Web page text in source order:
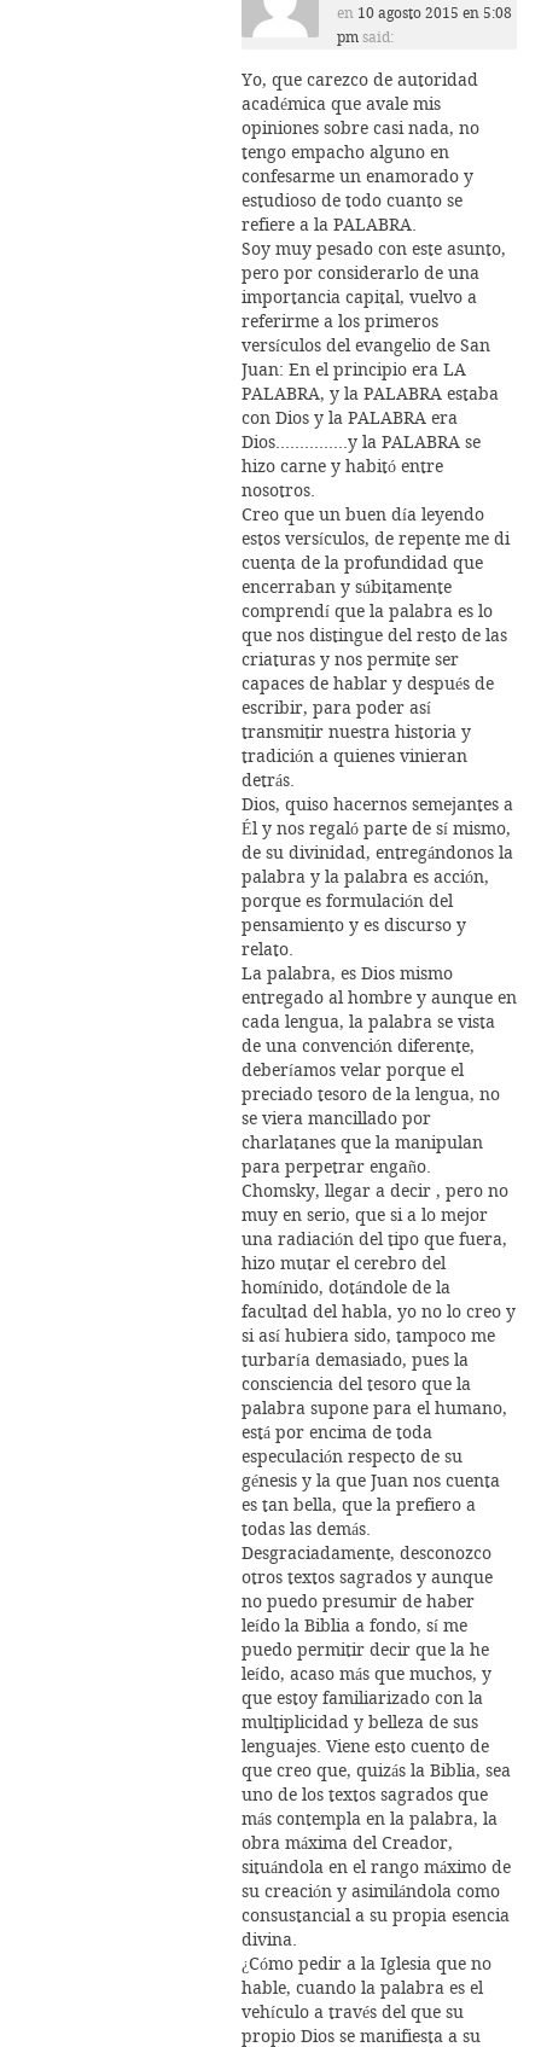
en 10 agosto 2015 en 5:08
pm said:
Yo, que carezco de autoridad
académica que avale mis
opiniones sobre casi nada, no
tengo empacho alguno en
confesarme un enamorado y
estudioso de todo cuanto se
refiere a la PALABRA.
Soy muy pesado con este asunto,
pero por considerarlo de una
importancia capital, vuelvo a
referirme a los primeros
versículos del evangelio de San
Juan: En el principio era LA
PALABRA, y la PALABRA estaba
con Dios y la PALABRA era
Dios……………y la PALABRA se
hizo carne y habitó entre
nosotros.
Creo que un buen día leyendo
estos versículos, de repente me di
cuenta de la profundidad que
encerraban y súbitamente
comprendí que la palabra es lo
que nos distingue del resto de las
criaturas y nos permite ser
capaces de hablar y después de
escribir, para poder así
transmitir nuestra historia y
tradición a quienes vinieran
detrás.
Dios, quiso hacernos semejantes a
Él y nos regaló parte de sí mismo,
de su divinidad, entregándonos la
palabra y la palabra es acción,
porque es formulación del
pensamiento y es discurso y
relato.
La palabra, es Dios mismo
entregado al hombre y aunque en
cada lengua, la palabra se vista
de una convención diferente,
deberíamos velar porque el
preciado tesoro de la lengua, no
se viera mancillado por
charlatanes que la manipulan
para perpetrar engaño.
Chomsky, llegar a decir , pero no
muy en serio, que si a lo mejor
una radiación del tipo que fuera,
hizo mutar el cerebro del
homínido, dotándole de la
facultad del habla, yo no lo creo y
si así hubiera sido, tampoco me
turbaría demasiado, pues la
consciencia del tesoro que la
palabra supone para el humano,
está por encima de toda
especulación respecto de su
génesis y la que Juan nos cuenta
es tan bella, que la prefiero a
todas las demás.
Desgraciadamente, desconozco
otros textos sagrados y aunque
no puedo presumir de haber
leído la Biblia a fondo, sí me
puedo permitir decir que la he
leído, acaso más que muchos, y
que estoy familiarizado con la
multiplicidad y belleza de sus
lenguajes. Viene esto cuento de
que creo que, quizás la Biblia, sea
uno de los textos sagrados que
más contempla en la palabra, la
obra máxima del Creador,
situándola en el rango máximo de
su creación y asimilándola como
consustancial a su propia esencia
divina.
¿Cómo pedir a la Iglesia que no
hable, cuando la palabra es el
vehículo a través del que su
propio Dios se manifiesta a su